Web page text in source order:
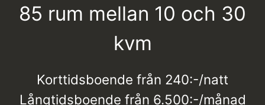
85 rum mellan 10 och 30
kvm
Korttidsboende från 240:-/natt
Långtidsboende från 6.500:-/månad